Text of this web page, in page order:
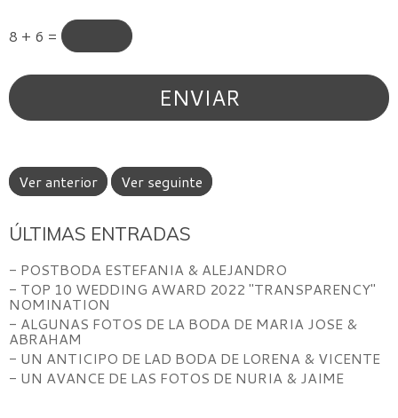
8 + 6 =
Ver anterior Ver seguinte
ÚLTIMAS ENTRADAS
- POSTBODA ESTEFANIA & ALEJANDRO
- TOP 10 WEDDING AWARD 2022 "TRANSPARENCY"
NOMINATION
- ALGUNAS FOTOS DE LA BODA DE MARIA JOSE &
ABRAHAM
- UN ANTICIPO DE LAD BODA DE LORENA & VICENTE
- UN AVANCE DE LAS FOTOS DE NURIA & JAIME